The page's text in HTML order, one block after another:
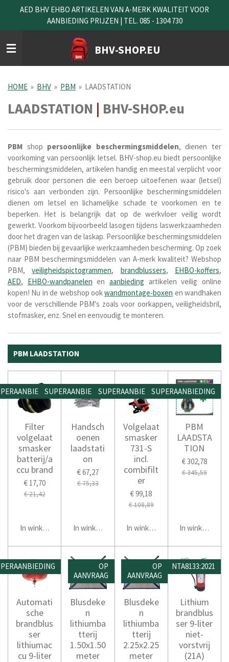
naar
de
hoofdinhoud
BHV-SHOP.EU
AED BHV EHBO ARTIKELEN VAN A-MERK KWALITEIT VOOR
AANBIEDING PRIJZEN | TEL. 085 - 1304 730
HOME » BHV » PBM » LAADSTATION
LAADSTATION | BHV-SHOP.eu
PBM shop persoonlijke beschermingsmiddelen, dienen ter
voorkoming van persoonlijk letsel. BHV-shop.eu biedt persoonlijke
beschermingsmiddelen, artikelen handig en meestal verplicht voor
gebruik door personen die een beroep uitoefenen waar (letsel)
risico's aan verbonden zijn. Persoonlijke beschermingsmiddelen
dienen om letsel en lichamelijke schade te voorkomen en te
beperken. Het is belangrijk dat op de werkvloer veilig wordt
gewerkt. Voorkom bijvoorbeeld lasogen tijdens laswerkzaamheden
door het dragen van de laskap. Persoonlijke beschermingsmiddelen
(PBM) bieden bij gevaarlijke werkzaamheden bescherming. Op zoek
naar PBM beschermingsmiddelen van A-merk kwaliteit? Webshop
PBM,veiligheidspictogrammen, brandblussers, EHBO-koffers,
AED, EHBO-wandpanelen enaanbieding artikelen veilig online
kopen! Nu in de webshop ookwandmontage-boxen en wandhaken
voor de verschillende PBM's zoals voor oorkappen, veiligheidsbril,
stofmasker, enz. Snel en eenvoudig te monteren.
PBM LAADSTATION
Filter
volgelaat
smasker
batterij/a
ccu brand
€ 17,70
€ 21,42
In winkelwagen
SUPERAANBIEDING
Handsch
oenen
laadstati
on
€ 67,27
€ 75,33
In winkelwagen
SUPERAANBIEDING
Volgelaat
smasker
731-S
incl.
combifilt
er
€ 99,18
€ 108,89
In winkelwagen
SUPERAANBIEDING
PBM
LAADSTA
TION
€ 302,78
€ 345,59
In winkelwagen
Automati
sche
brandblus
ser
lithiumac
cu 9-liter
OP
AANVRAAG
Blusdeke
n
lithiumba
tterij
1.50x1.50
meter
OP
AANVRAAG
Blusdeke
n
lithiumba
tterij
2.25x2.25
meter
NTA8133:2021
Lithium
brandblus
ser 9-liter
niet-
vorstvrij
(21A)